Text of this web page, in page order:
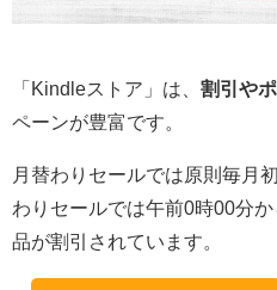
「Kindleストア」は、 割引や
ペーンが豊富です。
月替わりセールでは原則毎月
わりセールでは午前0時00分
品が割引されています。